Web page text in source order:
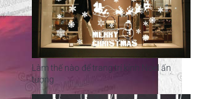
Làm thế nào để trang trí kính Noel ấn
tượng